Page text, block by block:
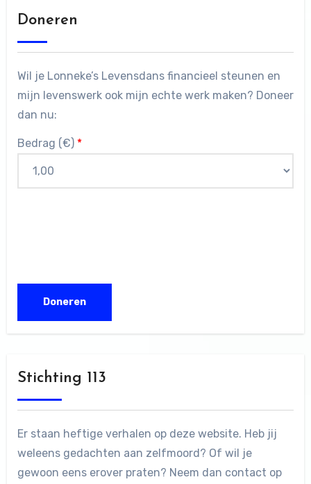
Doneren
Wil je Lonneke’s Levensdans financieel steunen en
mijn levenswerk ook mijn echte werk maken? Doneer
dan nu:
Bedrag (€) *
Stichting 113
Er staan heftige verhalen op deze website. Heb jij
weleens gedachten aan zelfmoord? Of wil je
gewoon eens erover praten? Neem dan contact op